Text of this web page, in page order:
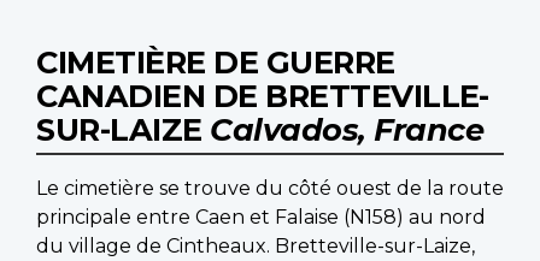
CIMETIÈRE DE GUERRE
CANADIEN DE BRETTEVILLE-
SUR-LAIZE Calvados, France
Le cimetière se trouve du côté ouest de la route
principale entre Caen et Falaise (N158) au nord
du village de Cintheaux. Bretteville-sur-Laize,